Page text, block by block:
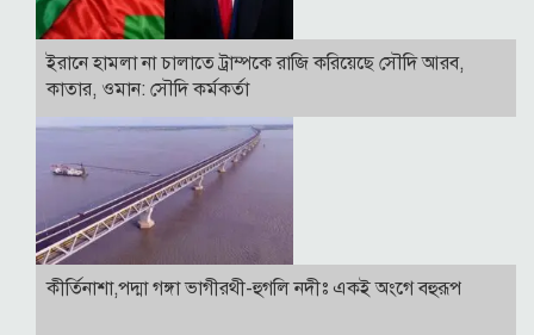
ইরানে হামলা না চালাতে ট্রাম্পকে রাজি করিয়েছে সৌদি আরব,
কাতার, ওমান: সৌদি কর্মকর্তা
কীর্তিনাশা,পদ্মা গঙ্গা ভাগীরথী-হুগলি নদীঃ একই অংগে বহুরূপ